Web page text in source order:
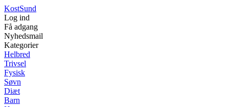
KostSund
Log ind
Få adgang
Nyhedsmail
Kategorier
Helbred
Trivsel
Fysisk
Søvn
Diæt
Barn